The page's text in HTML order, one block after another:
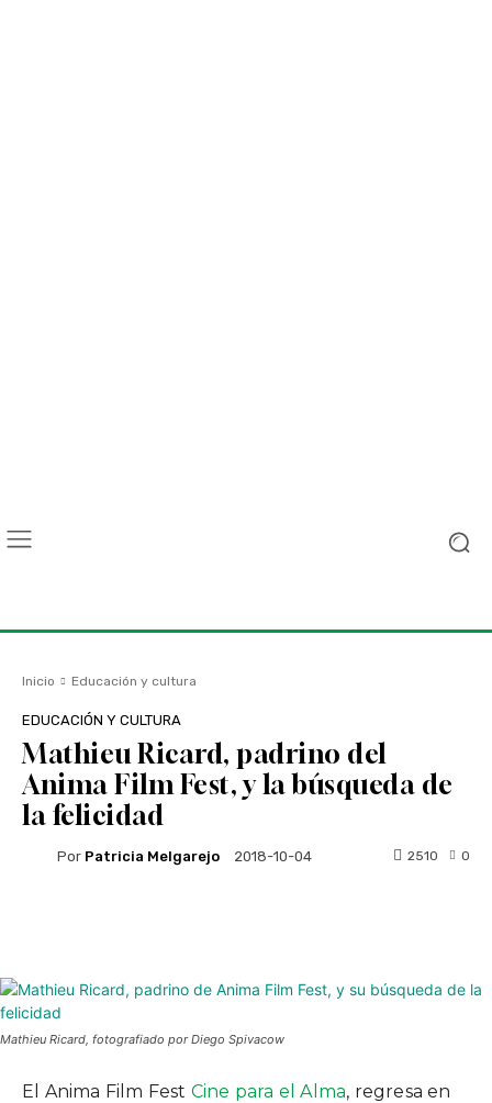
Inicio Educación y cultura
EDUCACIÓN Y CULTURA
Mathieu Ricard, padrino del
Anima Film Fest, y la búsqueda de
la felicidad
Por Patricia Melgarejo 2018-10-04 0
2510
Mathieu Ricard, fotografiado por Diego Spivacow
El Anima Film Fest Cine para el Alma, regresa en